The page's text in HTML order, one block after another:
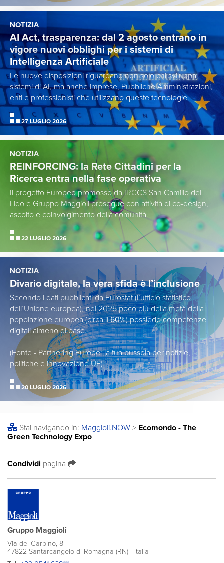
NOTIZIA
AI Act, trasparenza: dal 2 agosto entrano in
vigore nuovi obblighi per i sistemi di
Intelligenza Artificiale
Le nuove disposizioni riguardano non solo chi sviluppa
sistemi di AI, ma anche imprese, Pubbliche Amministrazioni,
enti e professionisti che utilizzano queste tecnologie.
27 LUGLIO 2026
NOTIZIA
REINFORCING: la Rete Cittadini per la
Ricerca entra nella fase operativa
Il progetto Europeo promosso da IRCCS San Camillo del
Lido e Gruppo Maggioli prosegue con attività di co-design,
ascolto e coinvolgimento della comunità.
22 LUGLIO 2026
NOTIZIA
Divario digitale, la vera sfida è l’inclusione
Secondo i dati pubblicati da Eurostat (l’ufficio statistico
dell’Unione europea), nel 2025 poco più della metà della
popolazione europea (circa il60%) possiede competenze
digitali almeno di base.
(Fonte - Partnering Europe: la tua bussola per notizie,
politiche e innovazione UE)
20 LUGLIO 2026
Stai navigando in: Maggioli.NOW > Ecomondo - The
Green Technology Expo
Condividi pagina
Gruppo Maggioli
Via del Carpino, 8
47822 Santarcangelo di Romagna (RN) - Italia